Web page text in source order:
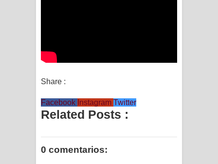
Share :
Facebook Instagram Twitter
Related Posts :
0 comentarios: